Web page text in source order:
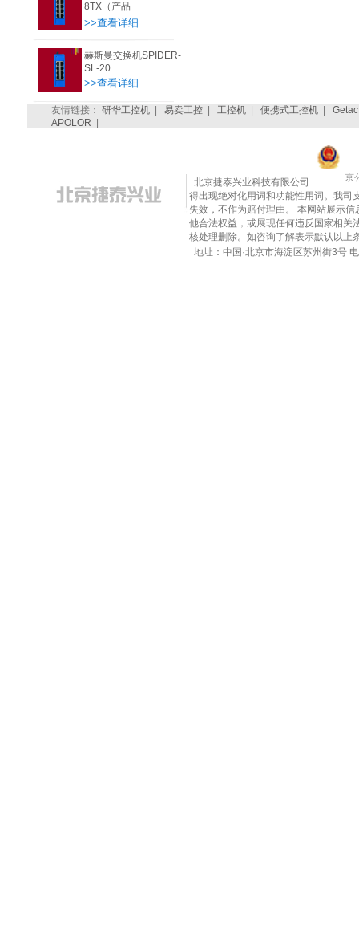
8TX（产品
>>查看详细
赫斯曼交换机SPIDER-
SL-20
>>查看详细
友情链接： 研华工控机| 易卖工控| 工控机| 便携式工控机| Getac
APOLOR
北京捷泰兴业科技有限公司
京
得出现绝对化用词和功能性用词。我司
失效，不作为赔付理由。 本网站展示
他合法权益，或展现任何违反国家相
核处理删除。如咨询了解表示默认以上
地址：中国·北京市海淀区苏州街3号